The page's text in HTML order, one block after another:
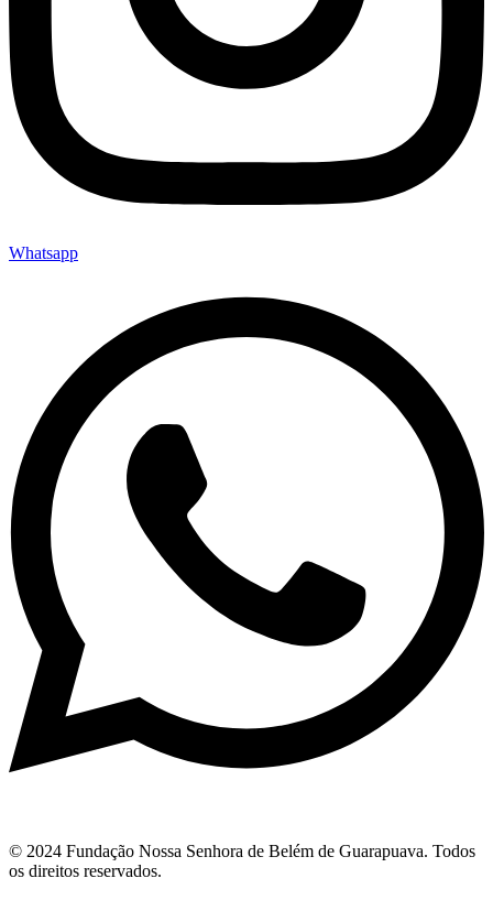
Whatsapp
© 2024 Fundação Nossa Senhora de Belém de Guarapuava. Todos
os direitos reservados.